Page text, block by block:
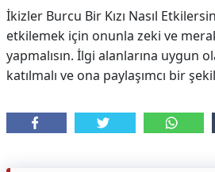
İkizler Burcu Bir Kızı Nasıl
etkilemek için onunla zeki ve
yapmalısın. İlgi alanlarına uygun
katılmalı ve ona paylaşımcı bir